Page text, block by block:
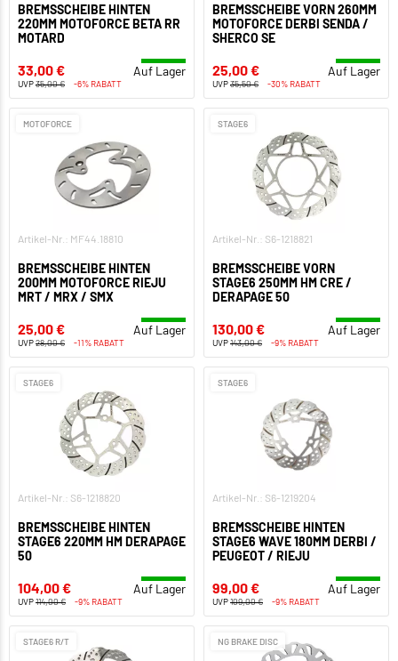
BREMSSCHEIBE HINTEN
220MM MOTOFORCE BETA RR
MOTARD
33,00 € Auf Lager
UVP35,00 € -6% RABATT
BREMSSCHEIBE VORN 260MM
MOTOFORCE DERBI SENDA /
SHERCO SE
25,00 € Auf Lager
UVP35,50 € -30% RABATT
MOTOFORCE
Artikel-Nr.: MF44.18810
BREMSSCHEIBE HINTEN
200MM MOTOFORCE RIEJU
MRT / MRX / SMX
25,00 € Auf Lager
UVP28,00 € -11% RABATT
STAGE6
Artikel-Nr.: S6-1218821
BREMSSCHEIBE VORN
STAGE6 250MM HM CRE /
DERAPAGE 50
130,00 € Auf Lager
UVP143,00 € -9% RABATT
STAGE6
Artikel-Nr.: S6-1218820
BREMSSCHEIBE HINTEN
STAGE6 220MM HM DERAPAGE
50
104,00 € Auf Lager
UVP114,00 € -9% RABATT
STAGE6
Artikel-Nr.: S6-1219204
BREMSSCHEIBE HINTEN
STAGE6 WAVE 180MM DERBI /
PEUGEOT / RIEJU
99,00 € Auf Lager
UVP109,00 € -9% RABATT
STAGE6 R/T NG BRAKE DISC